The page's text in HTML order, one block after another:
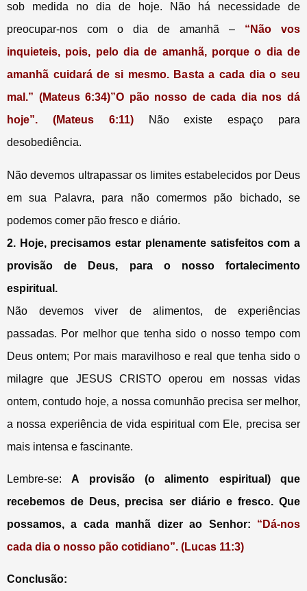
sob medida no dia de hoje. Não há necessidade de
preocupar-nos com o dia de amanhã – “Não vos
inquieteis, pois, pelo dia de amanhã, porque o dia de
amanhã cuidará de si mesmo. Basta a cada dia o seu
mal.” (Mateus 6:34)”O pão nosso de cada dia nos dá
hoje”. (Mateus 6:11)
Não existe espaço para
desobediência.
Não devemos ultrapassar os limites estabelecidos por Deus
em sua Palavra, para não comermos pão bichado, se
podemos comer pão fresco e diário.
2. Hoje, precisamos estar plenamente satisfeitos com a
provisão de Deus, para o nosso fortalecimento
espiritual.
Não devemos viver de alimentos, de experiências
passadas. Por melhor que tenha sido o nosso tempo com
Deus ontem; Por mais maravilhoso e real que tenha sido o
milagre que JESUS CRISTO operou em nossas vidas
ontem, contudo hoje, a nossa comunhão precisa ser melhor,
a nossa experiência de vida espiritual com Ele, precisa ser
mais intensa e fascinante.
Lembre-se: A provisão (o alimento espiritual) que
recebemos de Deus, precisa ser diário e fresco. Que
possamos, a cada manhã dizer ao Senhor: “Dá-nos
cada dia o nosso pão cotidiano”. (Lucas 11:3)
Conclusão: